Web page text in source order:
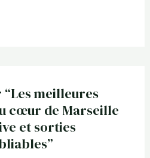
meilleures
cœur de Marseille
et sorties